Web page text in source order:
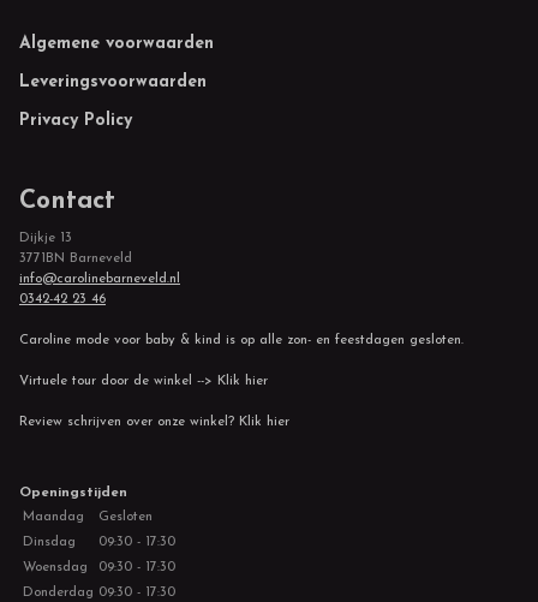
Footer
Algemene voorwaarden
Leveringsvoorwaarden
Privacy Policy
Contact
Dijkje 13
3771BN Barneveld
info@carolinebarneveld.nl
0342-42 23 46
Caroline mode voor baby & kind is op alle zon- en feestdagen gesloten.
Virtuele tour door de winkel --> Klik hier
Review schrijven over onze winkel? Klik hier
Openingstijden
Maandag
Gesloten
Dinsdag
09:30 - 17:30
Woensdag
09:30 - 17:30
Donderdag 09:30 - 17:30